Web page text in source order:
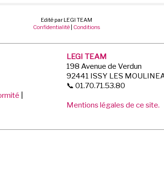
Edité par LEGI TEAM
Confidentialité | Conditions
LEGI TEAM
198 Avenue de Verdun
92441 ISSY LES
📞 01.70.71.53.80
Mentions légales de ce site.